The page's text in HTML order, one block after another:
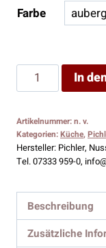
Farbe
Pichler
Tischset
Menge
In
Artikelnummer:n. v.
Kategorien:Küche,
Hersteller: Pichler,
Tel. 07333 959-0,
Beschreibung
Zusätzliche